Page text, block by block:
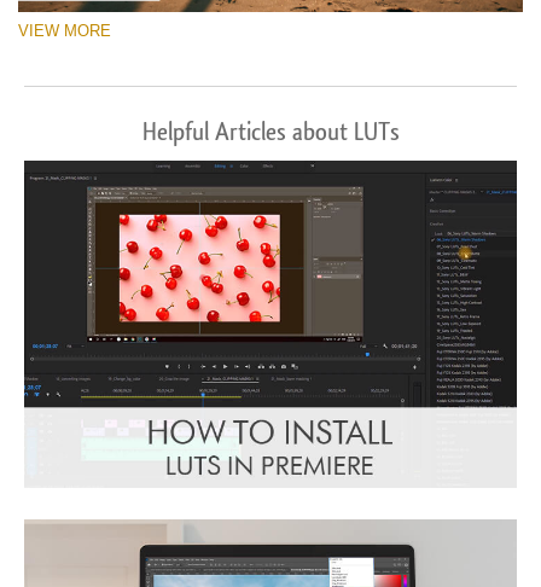
VIEW MORE
Helpful Articles about LUTs